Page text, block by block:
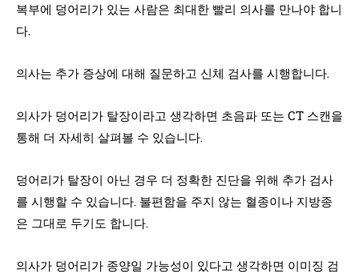
복부에 덩어리가 있는 사람은 최대한 빨리 의사를 만나야 합니
다.
의사는 추가 증상에 대해 질문하고 신체 검사를 시행합니다.
의사가 덩어리가 탈장이라고 생각하면 초음파 또는 CT 스캔을
통해 더 자세히 살펴볼 수 있습니다.
덩어리가 탈장이 아닌 경우 더 정확한 진단을 위해 추가 검사
를 시행할 수 있습니다. 불편함을 주지 않는 혈종이나 지방종
은 그대로 두기도 합니다.
의사가 덩어리가 종양일 가능성이 있다고 생각하면 이미징 검